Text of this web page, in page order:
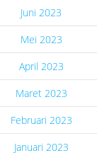
Juni 2023
Mei 2023
April 2023
Maret 2023
Februari 2023
Januari 2023